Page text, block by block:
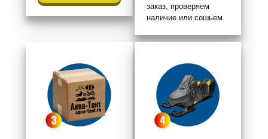
заказ, проверяем
наличие или сошьем.